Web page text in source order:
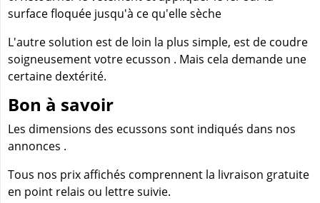
surface floquée jusqu'à ce qu'elle sèche
L'autre solution est de loin la plus simple, est de coudre
soigneusement votre ecusson . Mais cela demande une
certaine dextérité.
Bon à savoir
Les dimensions des ecussons sont indiqués dans nos
annonces .
Tous nos prix affichés comprennent la livraison gratuite
en point relais ou lettre suivie.